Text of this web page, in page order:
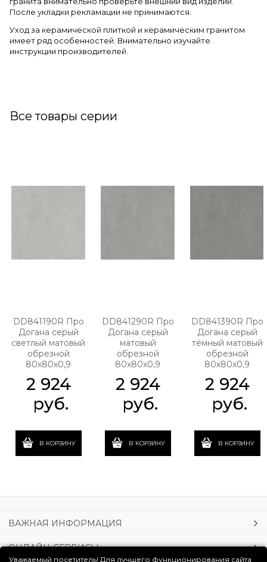
После укладки рекламации не принимаются.
Уход за керамической плиткой и керамическим гранитом
имеет ряд особенностей. Внимательно изучайте
инструкции производителей.
Все товары серии
DD841190R Про
Догана серый
светлый матовый
обрезной
80x80x0,9
2 924
руб.
В КОРЗИНУ
DD841290R Про
Догана серый
матовый
обрезной
80x80x0,9
2 924
руб.
В КОРЗИНУ
DD841390R Про
Догана серый
тёмный матовый
обрезной
80x80x0,9
2 924
руб.
В КОРЗИНУ
ВАЖНАЯ ИНФОРМАЦИЯ
ОНЛАЙН-СЕРВИСЫ
Уважаемый посетитель! Для лучшего функционирования сайта